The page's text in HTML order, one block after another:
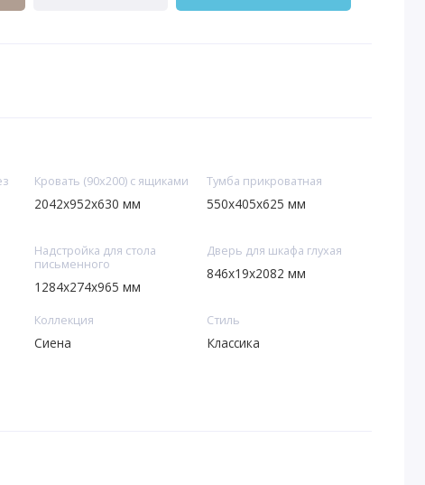
Кровать (90х200) с ящиками
2042x952x630 мм
Тумба прикроватная
550х405х625 мм
Надстройка для стола
письменного
1284х274х965 мм
Дверь для шкафа глухая
846х19х2082 мм
Коллекция
Сиена
Стиль
Классика